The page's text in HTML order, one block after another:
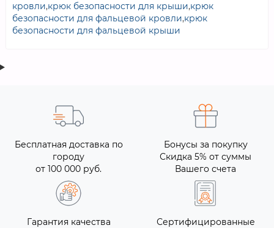
кровли,крюк безопасности для крыши,крюк
безопасности для фальцевой кровли,крюк
безопасности для фальцевой крыши
Бесплатная доставка по
городу
от 100 000 руб.
Бонусы за покупку
Скидка 5% от суммы
Вашего счета
Гарантия качества
Сертифицированные